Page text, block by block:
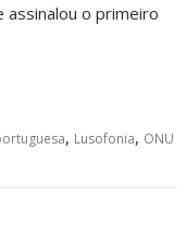
assinalou o primeiro
, Lusofonia, ONU